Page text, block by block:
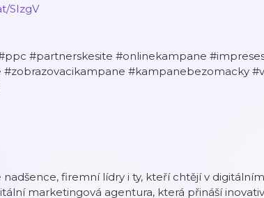
SIzgV
#partnerskesite #onlinekampane
#kampanebezomacky
firemní lídry i ty, kteří chtějí v
marketingová agentura, která přináší